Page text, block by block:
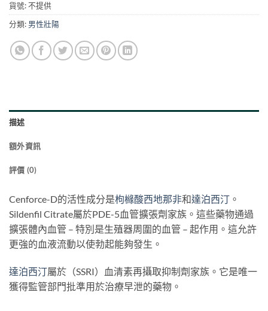
貨號:不提供
分類: 男性壯陽
描述
額外資訊
評價 (0)
Cenforce-D的活性成分是枸櫞酸西地那非和達泊西汀 。
Sildenfil Citrate屬於PDE-5血管擴張劑家族。這些藥物通過
擴張體內血管 – 特別是生殖器周圍的血管 – 起作用。這允許
更強的血液流動以使勃起能夠發生。
達泊西汀屬於（SSRI）血清素再攝取抑制劑家族。它是唯一
獲得監管部門批準用於治療早泄的藥物。